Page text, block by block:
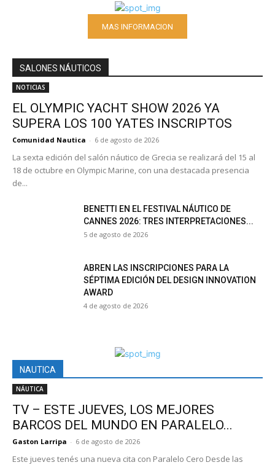
MAS INFORMACION
SALONES NÁUTICOS
NOTICIAS
EL OLYMPIC YACHT SHOW 2026 YA
SUPERA LOS 100 YATES INSCRIPTOS
Comunidad Nautica - 6 de agosto de 2026
La sexta edición del salón náutico de Grecia se realizará del 15 al
18 de octubre en Olympic Marine, con una destacada presencia
de...
BENETTI EN EL FESTIVAL NÁUTICO DE
CANNES 2026: TRES INTERPRETACIONES...
5 de agosto de 2026
ABREN LAS INSCRIPCIONES PARA LA
SÉPTIMA EDICIÓN DEL DESIGN INNOVATION
AWARD
4 de agosto de 2026
NAUTICA
NÁUTICA
TV – ESTE JUEVES, LOS MEJORES
BARCOS DEL MUNDO EN PARALELO...
Gaston Larripa - 6 de agosto de 2026
Este jueves tenés una nueva cita con Paralelo Cero Desde las